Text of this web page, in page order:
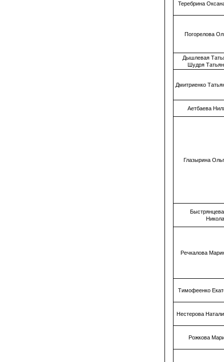
Теребрина
Погорелова
Дышлевая
Шудря
Дмитриенко
Аетбаева
Глазырина
Речкалова
Тимофеенко
Нестерова
Рожкова